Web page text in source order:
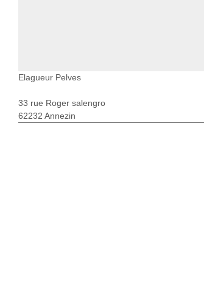
Elagueur Pelves
33 rue Roger salengro
62232 Annezin